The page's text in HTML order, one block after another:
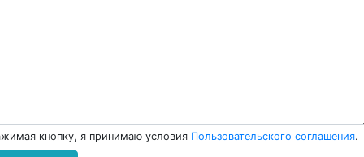
кнопку, я принимаю условия Пользовательского соглашения.